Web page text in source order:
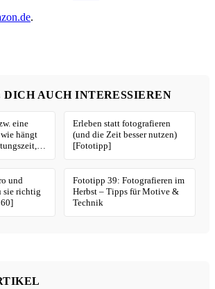
.
DICH AUCH INTERESSIEREN
eine
hängt
Erleben statt fotografieren
(und die Zeit besser nutzen)
[Fototipp]
und
sie richtig
Fototipp 39: Fotografieren im
Herbst – Tipps für Motive &
Technik